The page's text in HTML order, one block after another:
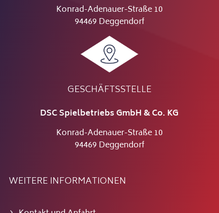
Konrad-Adenauer-Straße 10
94469 Deggendorf
GESCHÄFTSSTELLE
DSC Spielbetriebs GmbH & Co. KG
Konrad-Adenauer-Straße 10
94469 Deggendorf
WEITERE INFORMATIONEN